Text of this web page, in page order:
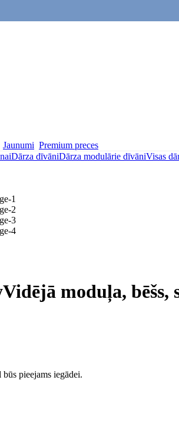
Jaunumi Premium preces
Dārza dīvāniDārza modulārie dīvāniVisas
Vidējā moduļa, bēšs,
pieejams iegādei.